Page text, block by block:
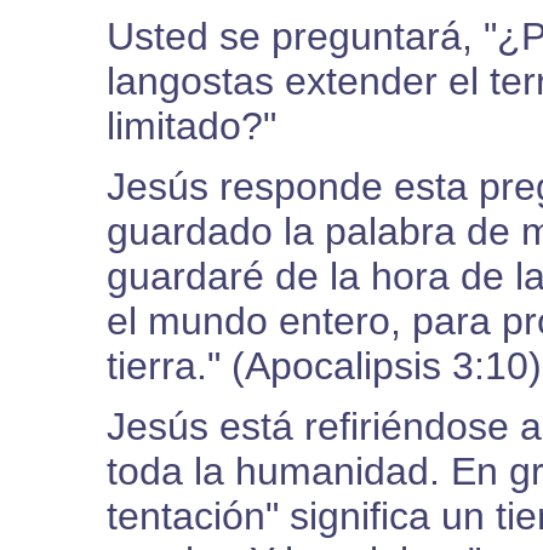
Usted se preguntará,
langostas extender el
limitado?"
Jesús responde esta
guardado la palabra de
guardaré de la hora de
el mundo entero, para
tierra." (Apocalipsis
Jesús está refiriéndose
toda la humanidad. En
tentación" significa un